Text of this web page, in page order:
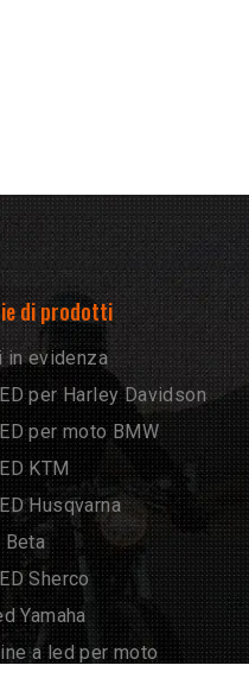
di prodotti
in evidenza
per Harley Davidson
per moto BMW
KTM
Husqvarna
Beta
Sherco
Yamaha
a led per moto